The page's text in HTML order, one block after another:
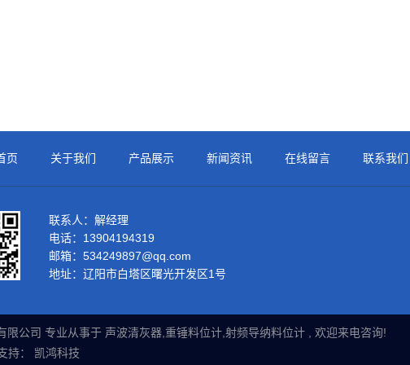
页 关于我们 产品展示 新闻资讯 在线留言 联系我们
联系人：解经理
电话：13904194319
邮箱：534249897@qq.com
地址：辽阳市白塔区曙光开发区1号
限公司 专业从事于 声波清灰器 重锤料位计 射频导纳料位计 , 欢迎来电咨询!
持： 凯鸿科技